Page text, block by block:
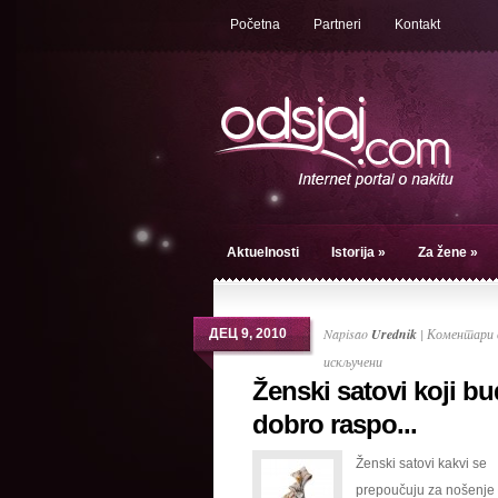
Početna Partneri Kontakt
Aktuelnosti Istorija » Za žene »
ДЕЦ 9, 2010 Napisao Urednik | Коментари
искљученина
Ženski
bude
dobro
Ženski satovi koji
dobro raspo...
Ženski satovi kakvi se
prepoučuju za nošenje